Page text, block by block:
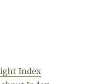
Index